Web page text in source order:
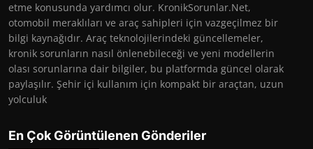
etme konusunda yardımcı olur. KronikSorunlar.Net,
otomobil meraklıları ve araç sahipleri için vazgeçilmez bir
bilgi kaynağıdır. Araç teknolojilerindeki güncellemeler,
kronik sorunların nasıl önlenebileceği ve yeni modellerin
olası sorunlarına dair bilgiler, bu platformda güncel olarak
paylaşılır. Şehir içi kullanım için kompakt bir araçtan, uzun
yolculuk
En Çok Görüntülenen Gönderiler